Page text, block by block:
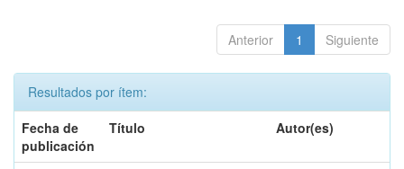
Anterior 1 Siguiente
Resultados por ítem:
Fecha de
publicación
Título Autor(es)